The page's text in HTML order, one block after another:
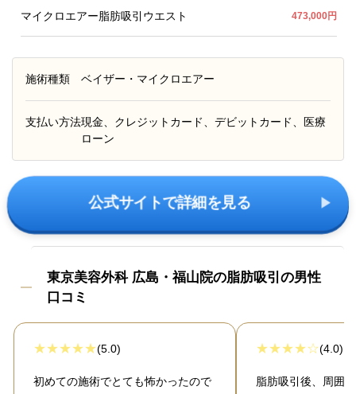
マイクロエアー脂肪吸引ウエスト 473,000円
施術種類 ベイザー・マイクロエアー
支払い方法現金、クレジットカード、デビットカード、医療
ローン
公式サイトで詳細を見る
東京美容外科 広島・福山院の脂肪吸引の男性
口コミ
(5.0)
初めての施術でとても怖かったので
(4.0)
脂肪吸引後、周囲